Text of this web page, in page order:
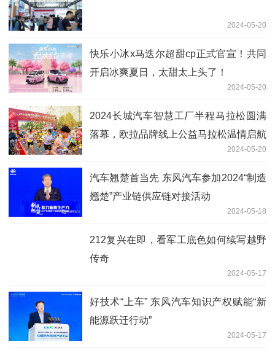
2024-05-20
快乐小冰x马迭尔超甜cp正式官宣！共同
开启冰爽夏日，太甜太上头了！
2024-05-20
2024长城汽车智慧工厂半程马拉松圆满
落幕，欧拉品牌线上公益马拉松温情启航
2024-05-20
汽车翘楚首当先 东风汽车参加2024“制造
翘楚”产业链供应链对接活动
2024-05-18
212复兴在即，看军工底色如何续写越野
传奇
2024-05-17
好技术“上车” 东风汽车知识产权赋能“新
能源跃迁行动”
2024-05-17